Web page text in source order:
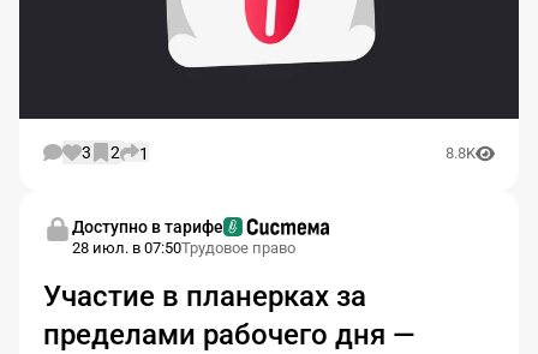
3 2 1 8.8K
Доступно в тарифе
28 июл. в 07:50Трудовое право
Участие в планерках за
пределами рабочего дня —